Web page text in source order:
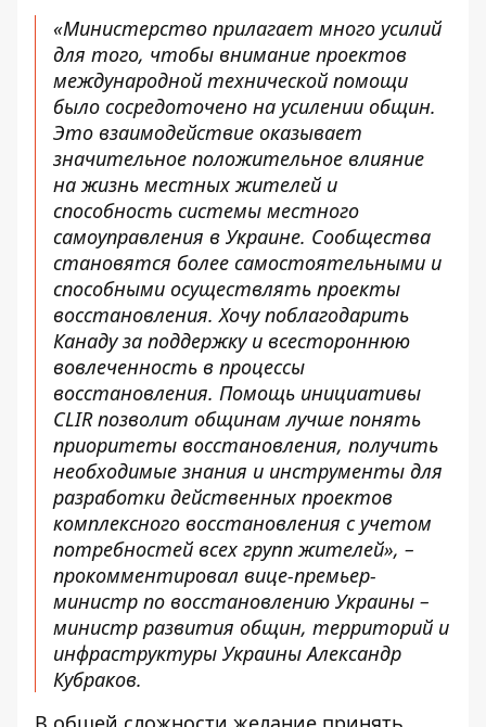
«Министерство прилагает много усилий
для того, чтобы внимание проектов
международной технической помощи
было сосредоточено на усилении общин.
Это взаимодействие оказывает
значительное положительное влияние
на жизнь местных жителей и
способность системы местного
самоуправления в Украине. Сообщества
становятся более самостоятельными и
способными осуществлять проекты
восстановления. Хочу поблагодарить
Канаду за поддержку и всестороннюю
вовлеченность в процессы
восстановления. Помощь инициативы
CLIR позволит общинам лучше понять
приоритеты восстановления, получить
необходимые знания и инструменты для
разработки действенных проектов
комплексного восстановления с учетом
потребностей всех групп жителей», –
прокомментировал вице-премьер-
министр по восстановлению Украины –
министр развития общин, территорий и
инфраструктуры Украины Александр
Кубраков.